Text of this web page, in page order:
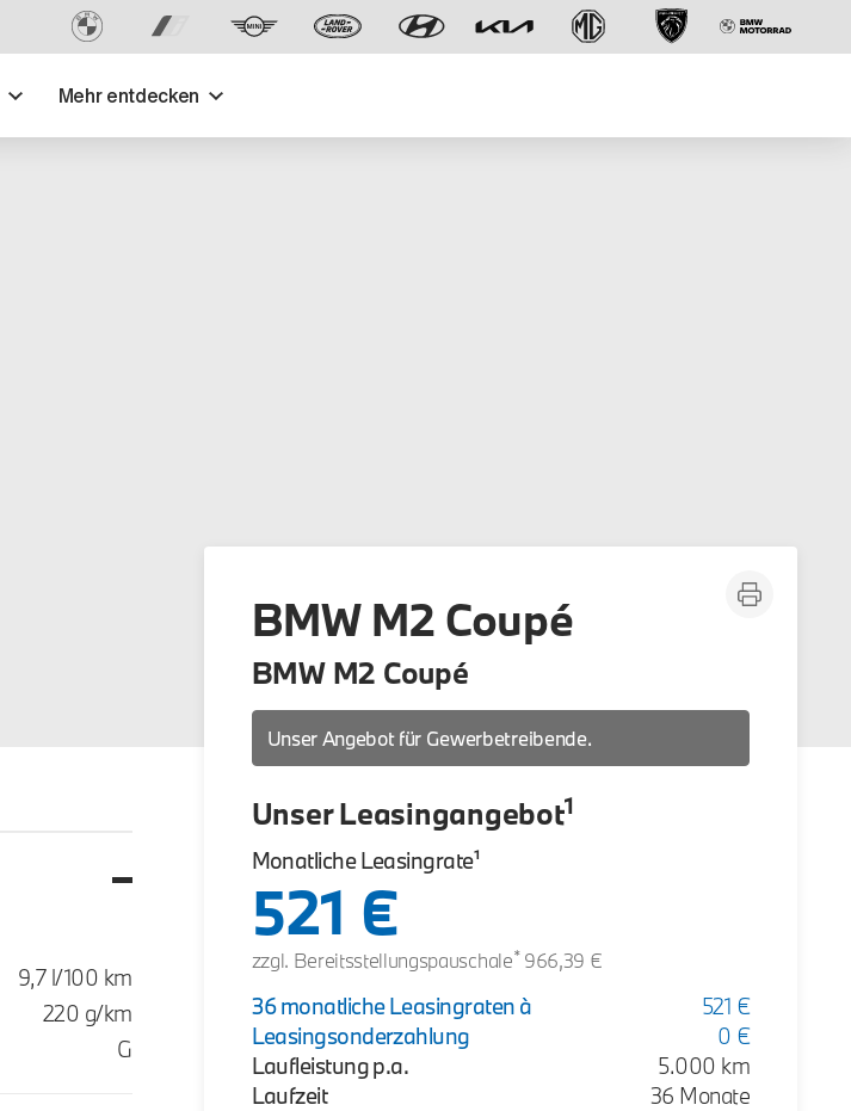
Mehr entdecken
BMW M2 Coupé
BMW M2 Coupé
Unser Angebot für Gewerbetreibende.
Unser Leasingangebot1
Monatliche Leasingrate¹
521 €
zzgl. Bereitsstellungspauschale*966,39 €
36 monatliche Leasingraten à
521 €
Leasingsonderzahlung
0 €
Laufleistung p.a.
5.000 km
Laufzeit
36 Monate
9,7 l/100 km
220 g/km
G